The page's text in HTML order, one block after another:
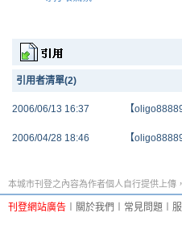
引用者清單(2)
2006/06/13 16:37 【
2006/04/28 18:46
【
本城市刊登之內容為作者個人自行提供上傳
刊登網站廣告 關於我們 常見問題